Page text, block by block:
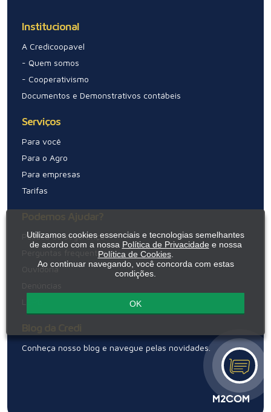
Institucional
A Credicoopavel
- Quem somos
- Cooperativismo
Documentos e Demonstrativos contábeis
Serviços
Para você
Para o Agro
Para empresas
Tarifas
Política de segurança
Perguntas frequentes
Ouvidoria
Denúncias
Conheça nosso blog e navegue pelas novidades.
Utilizamos cookies essenciais e tecnologias semelhantes
de acordo com a nossa Política de Privacidadee nossa
Política de Cookies.
Ao continuar navegando, você concorda com estas
condições.
OK